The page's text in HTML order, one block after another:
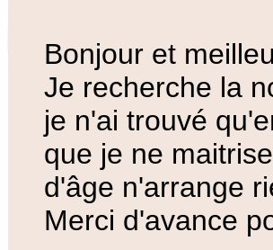
Bonjour et
Je recherche la
je n'ai trouvé
que je ne
d'âge n'arrange
Merci d'avance